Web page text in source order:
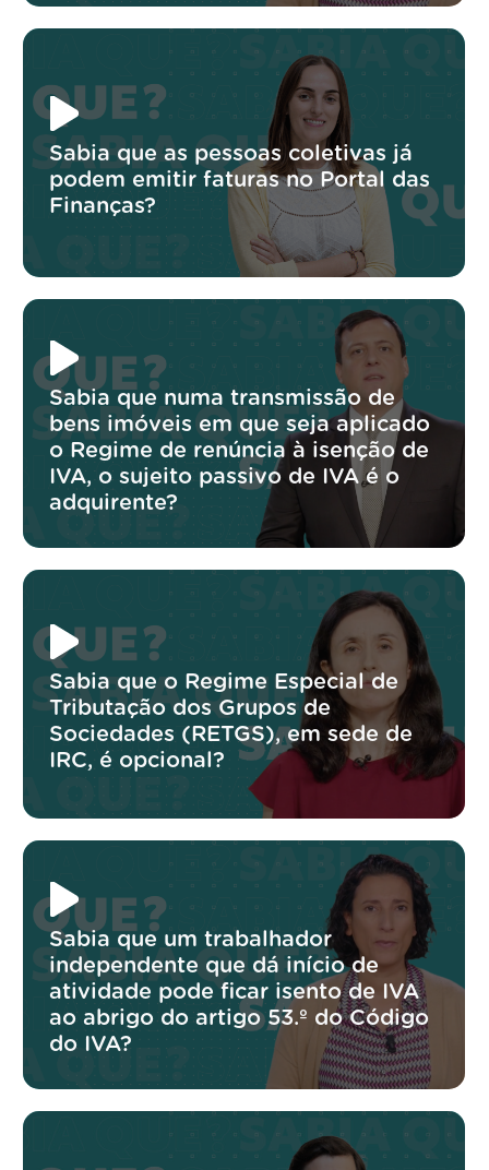
Sabia que as pessoas coletivas já
podem emitir faturas no Portal das
Finanças?
Sabia que numa transmissão de
bens imóveis em que seja aplicado
o Regime de renúncia à isenção de
IVA, o sujeito passivo de IVA é o
adquirente?
Sabia que o Regime Especial de
Tributação dos Grupos de
Sociedades (RETGS), em sede de
IRC, é opcional?
Sabia que um trabalhador
independente que dá início de
atividade pode ficar isento de IVA
ao abrigo do artigo 53.º do Código
do IVA?